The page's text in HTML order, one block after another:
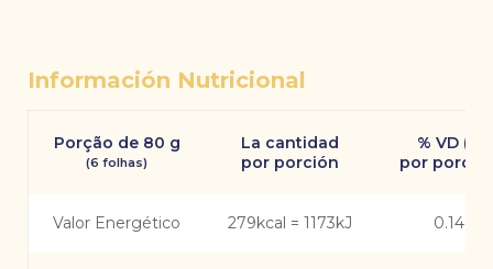
Información Nutricional
Porção de 80 g
(6 folhas)
La cantidad
por porción
% VD (*)
por
Valor Energético 279kcal = 1173kJ 0.14